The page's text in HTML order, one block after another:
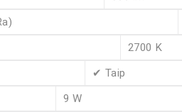
2700 K
✔ Taip
9 W